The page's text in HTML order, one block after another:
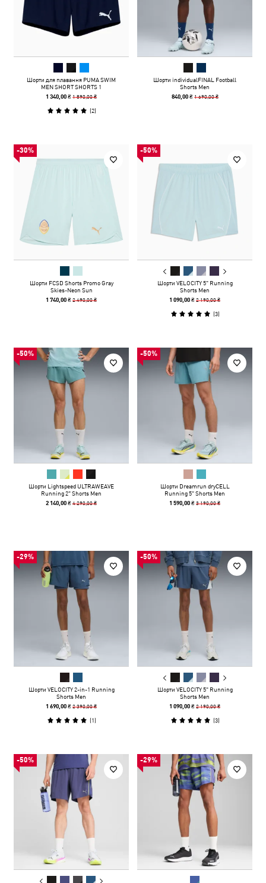
Шорти для плавання PUMA SWIM
MEN SHORT SHORTS 1
1 340,00 ₴1 890,00 ₴
(2)
Шорти individualFINAL Football
Shorts Men
840,00 ₴ 1 690,00 ₴
-30%
Шорти FCSD Shorts Promo Gray
Skies-Neon Sun
1 740,00 ₴2 490,00 ₴
-50%
Шорти VELOCITY 5" Running
Shorts Men
1 090,00 ₴2 190,00 ₴
(3)
-50%
Шорти Lightspeed ULTRAWEAVE
Running 2" Shorts Men
2 140,00 ₴4 290,00 ₴
-50%
Шорти Dreamrun dryCELL
Running 5" Shorts Men
1 590,00 ₴3 190,00 ₴
-29%
Шорти VELOCITY 2-in-1 Running
Shorts Men
1 690,00 ₴2 390,00 ₴
(1)
-50%
Шорти VELOCITY 5" Running
Shorts Men
1 090,00 ₴2 190,00 ₴
(3)
-50% -29%